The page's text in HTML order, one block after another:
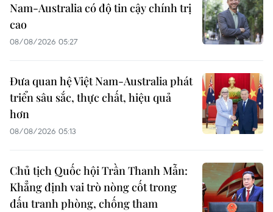
Nam-Australia có độ tin cậy chính trị
cao
08/08/2026 05:27
Đưa quan hệ Việt Nam-Australia phát
triển sâu sắc, thực chất, hiệu quả
hơn
08/08/2026 05:13
Chủ tịch Quốc hội Trần Thanh Mẫn:
Khẳng định vai trò nòng cốt trong
đấu tranh phòng, chống tham